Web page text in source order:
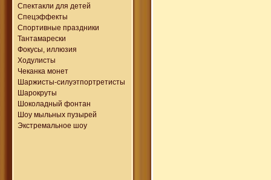
Спектакли для детей
Спецэффекты
Спортивные праздники
Тантамарески
Фокусы, иллюзия
Ходулисты
Чеканка монет
Шаржисты-силуэтпортретисты
Шарокруты
Шоколадный фонтан
Шоу мыльных пузырей
Экстремальное шоу